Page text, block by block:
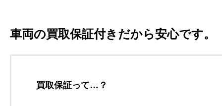
車両の買取保証付きだから安心です。
買取保証って…？